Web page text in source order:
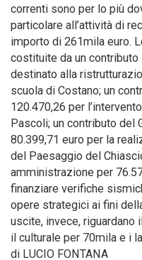
correnti sono per lo più
particolare all’attività di
importo di 261mila euro.
costituite da un
destinato alla
scuola di Costano; un
120.470,26 per
Pascoli; un contributo del
80.399,71 euro per la
del Paesaggio del
amministrazione per
finanziare verifiche
opere strategici ai fini
uscite, invece,
il culturale per 70mila e i
di LUCIO FONTANA